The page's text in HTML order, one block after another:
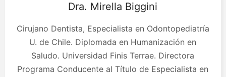
Dra. Mirella Biggini
Cirujano Dentista, Especialista en Odontopediatría
U. de Chile. Diplomada en Humanización en
Saludo. Universidad Finis Terrae. Directora
Programa Conducente al Título de Especialista en